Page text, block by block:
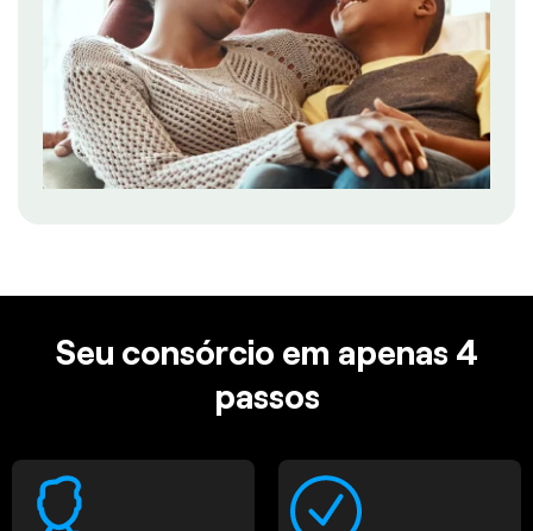
Seu consórcio em apenas 4
passos